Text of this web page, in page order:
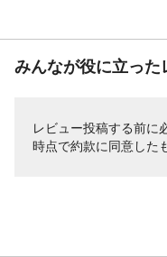
みんなが役に立った
レビュー投稿する前に
時点で約款に同意した